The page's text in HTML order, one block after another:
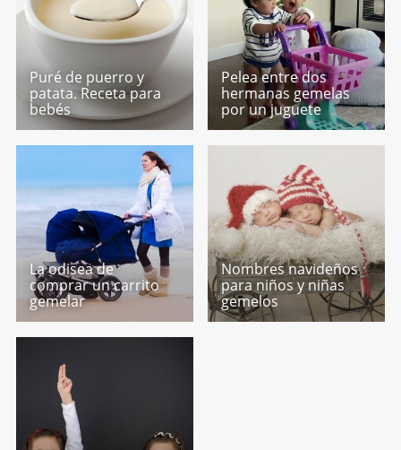
Puré de puerro y
patata. Receta para
bebés
Pelea entre dos
hermanas gemelas
por un juguete
La odisea de
comprar un carrito
gemelar
Nombres navideños
para niños y niñas
gemelos